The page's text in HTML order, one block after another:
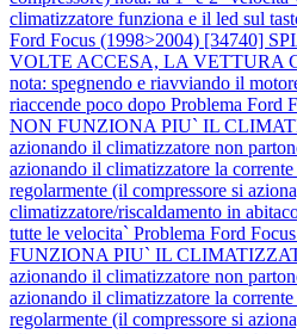
climatizzatore funziona e il led sul
Ford Focus (1998>2004) [34740]
VOLTE ACCESA, LA VETTURA
nota: spegnendo e riavviando il
riaccende poco dopo Problema Ford
NON FUNZIONA PIU` IL
azionando il climatizzatore non
azionando il climatizzatore la
regolarmente (il compressore si
climatizzatore/riscaldamento in
tutte le velocita` Problema Ford
FUNZIONA PIU` IL
azionando il climatizzatore non
azionando il climatizzatore la
regolarmente (il compressore si